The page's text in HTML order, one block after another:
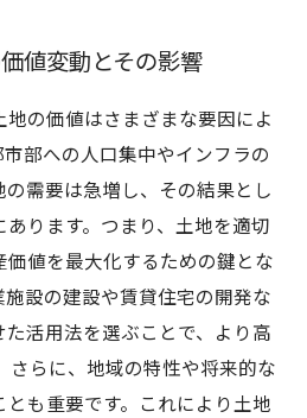
値変動とその影響
の価値はさまざまな要因によ
部への人口集中やインフラの
需要は急増し、その結果とし
ります。つまり、土地を適切
価値を最大化するための鍵とな
設の建設や賃貸住宅の開発な
活用法を選ぶことで、より高
さらに、地域の特性や将来的な
も重要です。これにより土地